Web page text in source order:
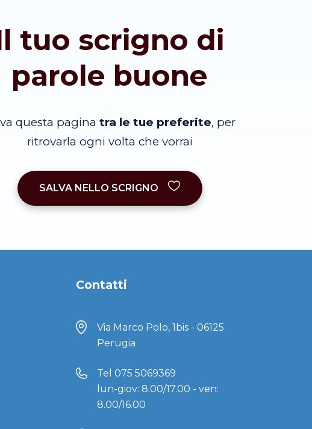
tuo scrigno di
parole buone
questa pagina tra le tue preferite, per
ritrovarla ogni volta che vorrai
SALVA NELLO SCRIGNO
Contatti
Via Marco Polo, 1bis - 06125
Perugia
Tel 075 5069369
lun-giov: 8.00/17.00 - ven:
8.00/16.00